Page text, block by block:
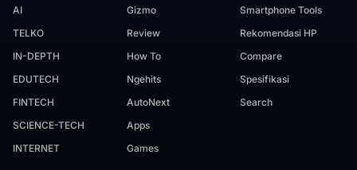
AI
TELKO
IN-DEPTH
EDUTECH
FINTECH
SCIENCE-TECH
INTERNET
Gizmo
Review
How To
Ngehits
AutoNext
Apps
Games
Smartphone Tools
Rekomendasi HP
Compare
Spesifikasi
Search